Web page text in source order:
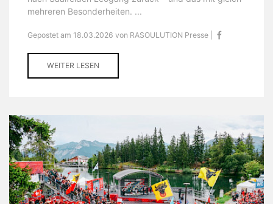
mehreren Besonderheiten. ...
Gepostet am 18.03.2026 von RASOULUTION Presse |
WEITER LESEN